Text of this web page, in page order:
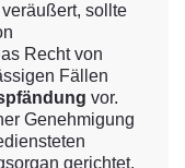
sollte
Recht von
Fällen
vor.
Genehmigung
gerichtet,